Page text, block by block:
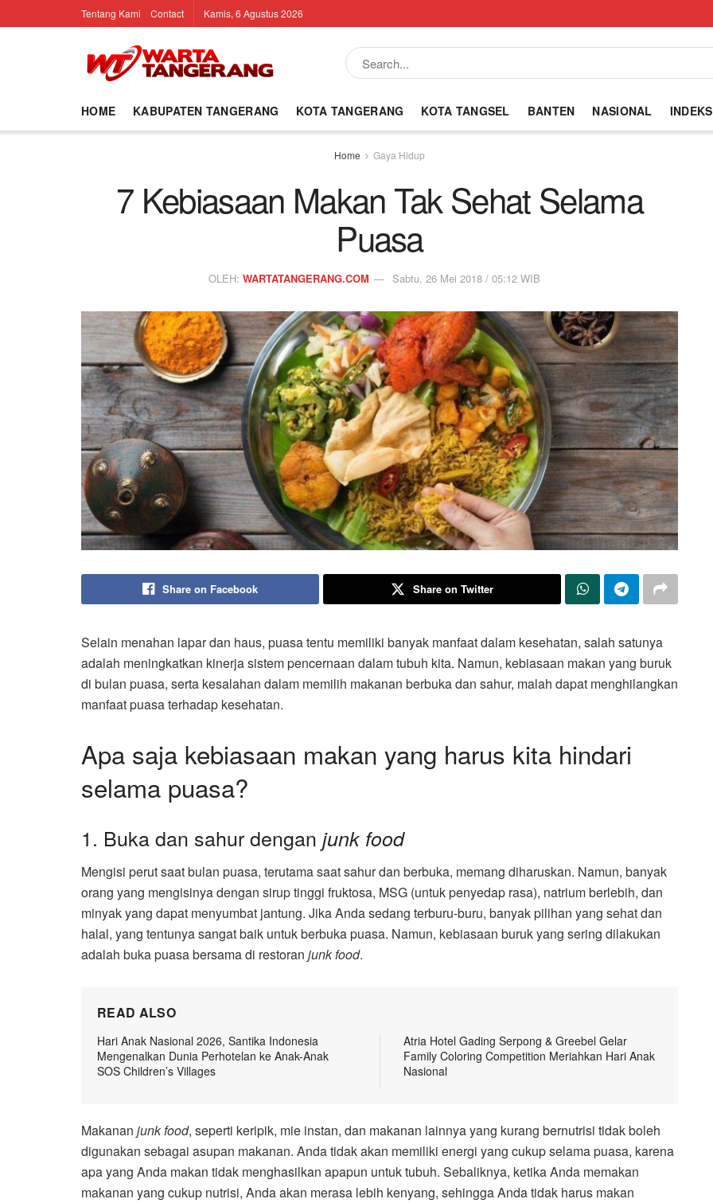
Tentang Kami Contact Kamis, 6 Agustus 2026
HOME KABUPATEN TANGERANG KOTA TANGERANG KOTA TANGSEL BANTEN NASIONAL INDEKS
Home Gaya Hidup
7 Kebiasaan Makan Tak Sehat Selama
Puasa
OLEH: WARTATANGERANG.COM Sabtu, 26 Mei 2018 / 05:12 WIB
Share on Facebook Share on Twitter
Selain menahan lapar dan haus, puasa tentu memiliki banyak manfaat dalam kesehatan, salah satunya
adalah meningkatkan kinerja sistem pencernaan dalam tubuh kita. Namun, kebiasaan makan yang buruk
di bulan puasa, serta kesalahan dalam memilih makanan berbuka dan sahur, malah dapat menghilangkan
manfaat puasa terhadap kesehatan.
Apa saja kebiasaan makan yang harus kita hindari
selama puasa?
1. Buka dan sahur dengan junk food
Mengisi perut saat bulan puasa, terutama saat sahur dan berbuka, memang diharuskan. Namun, banyak
orang yang mengisinya dengan sirup tinggi fruktosa, MSG (untuk penyedap rasa), natrium berlebih, dan
minyak yang dapat menyumbat jantung. Jika Anda sedang terburu-buru, banyak pilihan yang sehat dan
halal, yang tentunya sangat baik untuk berbuka puasa. Namun, kebiasaan buruk yang sering dilakukan
adalah buka puasa bersama di restoran junk food.
READ ALSO
Hari Anak Nasional 2026, Santika Indonesia
Mengenalkan Dunia Perhotelan ke Anak-Anak
SOS Children’s Villages
Atria Hotel Gading Serpong & Greebel Gelar
Family Coloring Competition Meriahkan Hari Anak
Nasional
Makanan junk food, seperti keripik, mie instan, dan makanan lainnya yang kurang bernutrisi tidak boleh
digunakan sebagai asupan makanan. Anda tidak akan memiliki energi yang cukup selama puasa, karena
apa yang Anda makan tidak menghasilkan apapun untuk tubuh. Sebaliknya, ketika Anda memakan
makanan yang cukup nutrisi, Anda akan merasa lebih kenyang, sehingga Anda tidak harus makan